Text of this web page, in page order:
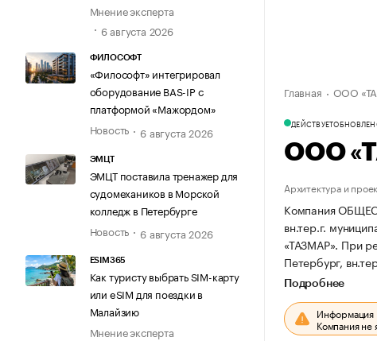
Мнение эксперта
6 августа 2026
ФИЛОСОФТ
«Философт» интегрировал
оборудование BAS-IP с
платформой «Мажордом»
Новость
6 августа 2026
ЭМЦТ
ЭМЦТ поставила тренажер для
судомехаников в Морской
колледж в Петербурге
Новость
6 августа 2026
ESIM365
Как туристу выбрать SIM-карту
или eSIM для поездки в
Малайзию
Мнение эксперта
Главная ООО
ДЕЙСТВУЕТ
ООО
Архитектура и
Компания
вн.тер.г.
«ТАЗМАР». При
Петербург,
Подробнее
Информация
Компания не